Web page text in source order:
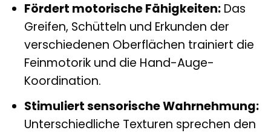
Fördert motorische Fähigkeiten:Das
Greifen, Schütteln und Erkunden der
verschiedenen Oberflächen trainiert die
Feinmotorik und die Hand-Auge-
Koordination.
Stimuliert sensorische Wahrnehmung:
Unterschiedliche Texturen sprechen den